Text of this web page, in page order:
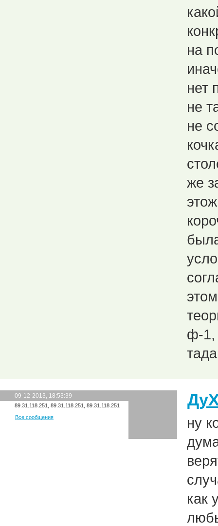
на
нет
не
не
же
ф-1,
09-12-2013, 18:53:39
89.31.118.251, 89.31.118.251, 89.31.118.251
Все сообщения
ну
как